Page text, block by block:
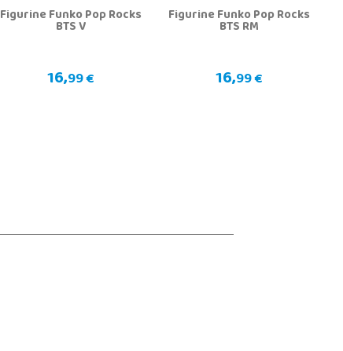
Figurine Funko Pop Rocks
BTS V
16,99 €
Figurine Funko Pop Rocks
BTS RM
16,99 €